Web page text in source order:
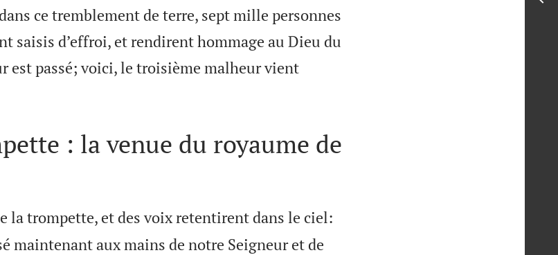
ce tremblement de terre, sept mille personnes
saisis d’effroi, et rendirent hommage au Dieu du
est passé; voici, le troisième malheur vient
: la venue du royaume de
la trompette, et des voix retentirent dans le ciel:
maintenant aux mains de notre Seigneur et de